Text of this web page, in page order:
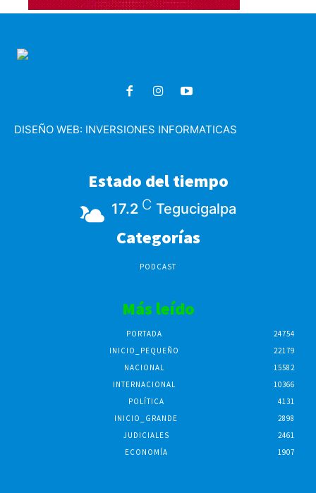
DISEÑO WEB: INVERSIONES INFORMATICAS
Estado del tiempo
17.2 C Tegucigalpa
Categorías
PODCAST
Más leído
PORTADA
24754
INICIO_PEQUEÑO
22179
NACIONAL
15582
INTERNACIONAL
10366
POLÍTICA
4131
INICIO_GRANDE
2898
JUDICIALES
2461
ECONOMÍA
1907